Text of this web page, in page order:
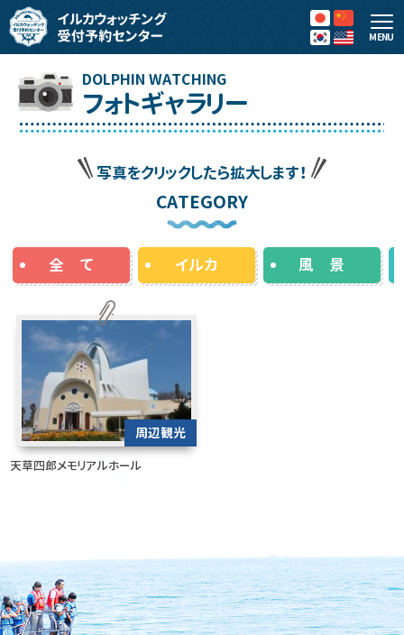
MENU
フォトギャラリー
写真をクリックしたら拡大します！
CATEGORY
全 て イルカ 風 景
周辺観光
天草四郎メモリアルホール